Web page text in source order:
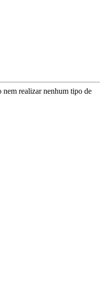
nem realizar nenhum tipo de